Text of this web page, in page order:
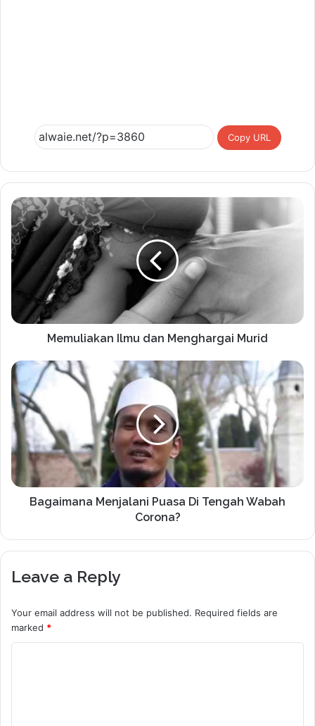
Copy URL
Memuliakan Ilmu dan Menghargai Murid
Bagaimana Menjalani Puasa Di Tengah Wabah
Corona?
Leave a Reply
Your email address will not be published. Required fields are
marked *